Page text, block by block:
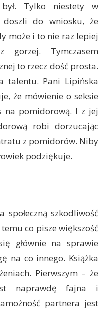
był. Tylko niestety w
doszli do wniosku, że
może i to nie raz lepiej
Tymczasem
to rzecz dość prosta.
talentu. Pani Lipińska
że mówienie o seksie
na pomidorową. I z jej
robi dorzucając
z pomidorów. Niby
podziękuje.
społeczną szkodliwość
co pisze większość
głównie na sprawie
na co innego. Książka
Pierwszym – że
naprawdę fajna i
partnera jest